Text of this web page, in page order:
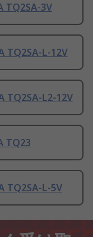
TQ2SA-3V
TQ2SA-L-12V
TQ2SA-L2-12V
TQ23
TQ2SA-L-5V